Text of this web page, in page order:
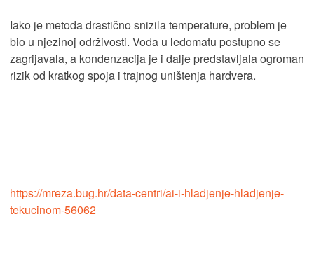
Iako je metoda drastično snizila temperature, problem je
bio u njezinoj održivosti. Voda u ledomatu postupno se
zagrijavala, a kondenzacija je i dalje predstavljala ogroman
rizik od kratkog spoja i trajnog uništenja hardvera.
https://mreza.bug.hr/data-centri/ai-i-hladjenje-hladjenje-
tekucinom-56062